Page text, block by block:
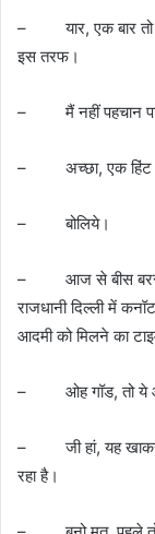
– यार, एक बार तो
इस तरफ।
– मैं नहीं पहचान पा
– अच्छा, एक हिंट
– बोलिये।
– आज से बीस बरस
राजधानी दिल्ली में
आदमी को मिलने का
– ओह गॉड, तो ये
– जी हां, यह
रहा है।